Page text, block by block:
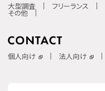
大型調査 フリーランス
その他
個人向け 法人向け